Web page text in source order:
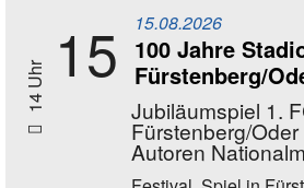
14 Uhr 15 15.08.2026
100 Jahre
Fürstenberg/
Jubiläumspiel 1.
Fürstenberg/
Autoren